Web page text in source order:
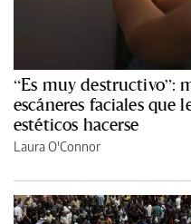
“Es muy destructivo”:
escáneres faciales que
estéticos hacerse
Laura O'Connor